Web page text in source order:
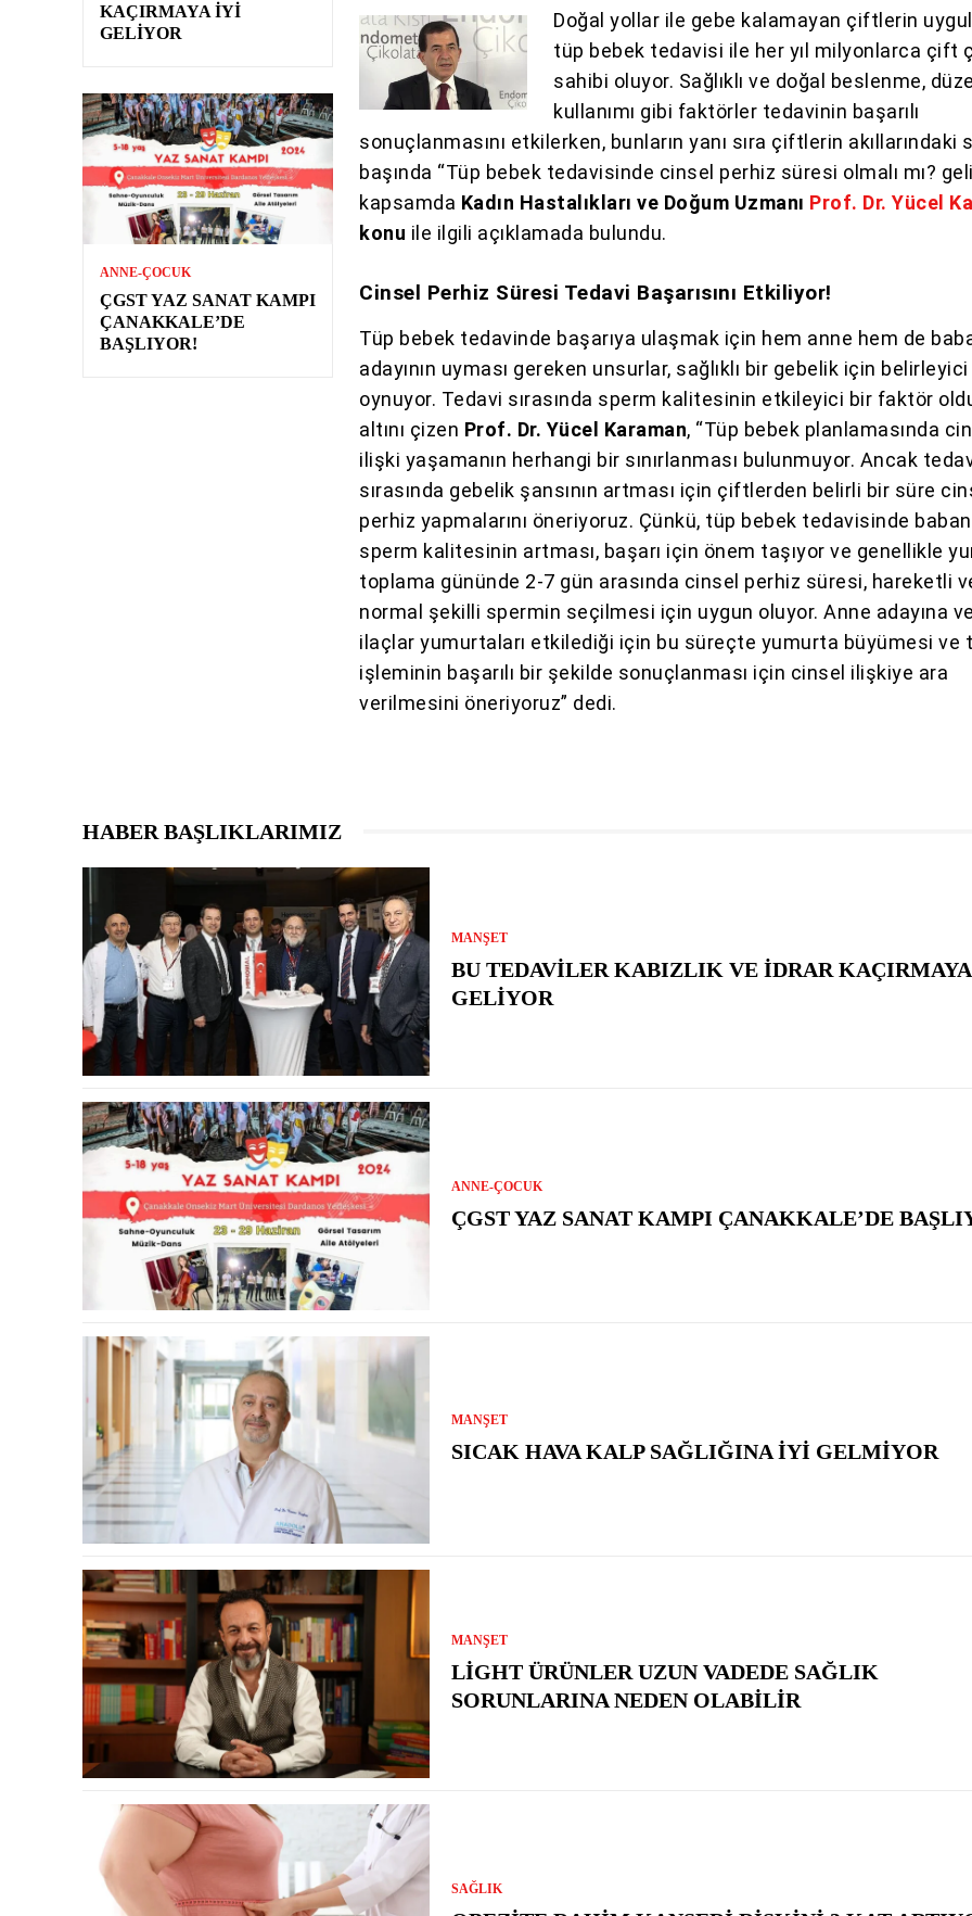
KAÇIRMAYA İYI
GELIYOR
ANNE-ÇOCUK
ÇGST YAZ SANAT KAMPI
ÇANAKKALE’DE
BAŞLIYOR!
Doğal yollar ile gebe kalamayan çiftlerin
tüp bebek tedavisi ile her yıl milyonlarca çift
sahibi oluyor. Sağlıklı ve doğal beslenme,
kullanımı gibi faktörler tedavinin başarılı
sonuçlanmasını etkilerken, bunların yanı sıra çiftlerin akıllarındaki
başında “Tüp bebek tedavisinde cinsel perhiz süresi olmalı mı?
kapsamda Kadın Hastalıkları ve Doğum Uzmanı Prof. Dr. Yücel
konu ile ilgili açıklamada bulundu.
Cinsel Perhiz Süresi Tedavi Başarısını Etkiliyor!
Tüp bebek tedavinde başarıya ulaşmak için hem anne hem de
adayının uyması gereken unsurlar, sağlıklı bir gebelik için belirleyici
oynuyor. Tedavi sırasında sperm kalitesinin etkileyici bir faktör
altını çizen Prof. Dr. Yücel Karaman, “Tüp bebek planlamasında
ilişki yaşamanın herhangi bir sınırlanması bulunmuyor. Ancak
sırasında gebelik şansının artması için çiftlerden belirli bir süre
perhiz yapmalarını öneriyoruz. Çünkü, tüp bebek tedavisinde
sperm kalitesinin artması, başarı için önem taşıyor ve genellikle
toplama gününde 2-7 gün arasında cinsel perhiz süresi, hareketli
normal şekilli spermin seçilmesi için uygun oluyor. Anne adayına
ilaçlar yumurtaları etkilediği için bu süreçte yumurta büyümesi ve
işleminin başarılı bir şekilde sonuçlanması için cinsel ilişkiye ara
verilmesini öneriyoruz” dedi.
HABER BAŞLIKLARIMIZ
MANŞET
BU TEDAVILER KABIZLIK VE İDRAR
GELIYOR
ANNE-ÇOCUK
ÇGST YAZ SANAT KAMPI ÇANAKKALE’DE
MANŞET
SICAK HAVA KALP SAĞLIĞINA İYI GELMIYOR
MANŞET
LIGHT ÜRÜNLER UZUN VADEDE SAĞLIK
SORUNLARINA NEDEN OLABILIR
SAĞLIK